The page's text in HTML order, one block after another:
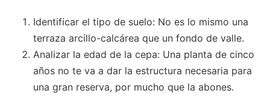
Identificar el tipo de suelo: No es lo mismo una
terraza arcillo-calcárea que un fondo de valle.
Analizar la edad de la cepa: Una planta de cinco
años no te va a dar la estructura necesaria para
una gran reserva, por mucho que la abones.